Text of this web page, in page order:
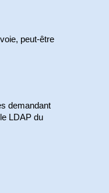
peut-être
demandant
LDAP du